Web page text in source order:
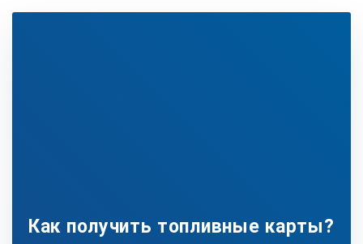
Как получить топливные карты?